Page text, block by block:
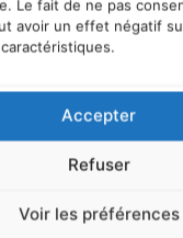
Le fait de ne pas
avoir un effet négatif
Accepter
Refuser
Voir les préférences
expérimentés)
veulent prendre le
societe=mc-durable